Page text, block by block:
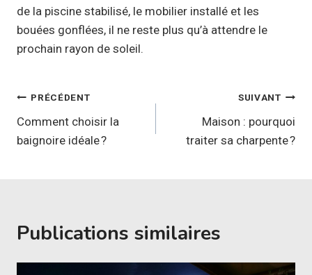
de la piscine stabilisé, le mobilier installé et les
bouées gonflées, il ne reste plus qu’à attendre le
prochain rayon de soleil.
Navigation
de
l’article
PRÉCÉDENT
Comment choisir la
baignoire idéale ?
SUIVANT
Maison : pourquoi
traiter sa charpente ?
Publications similaires